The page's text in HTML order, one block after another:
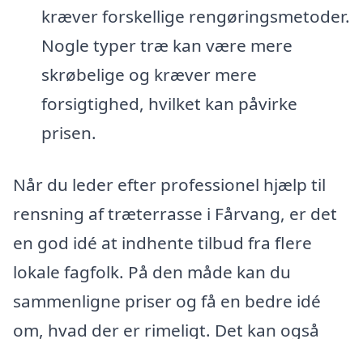
kræver forskellige rengøringsmetoder.
Nogle typer træ kan være mere
skrøbelige og kræver mere
forsigtighed, hvilket kan påvirke
prisen.
Når du leder efter professionel hjælp til
rensning af træterrasse i Fårvang, er det
en god idé at indhente tilbud fra flere
lokale fagfolk. På den måde kan du
sammenligne priser og få en bedre idé
om, hvad der er rimeligt. Det kan også